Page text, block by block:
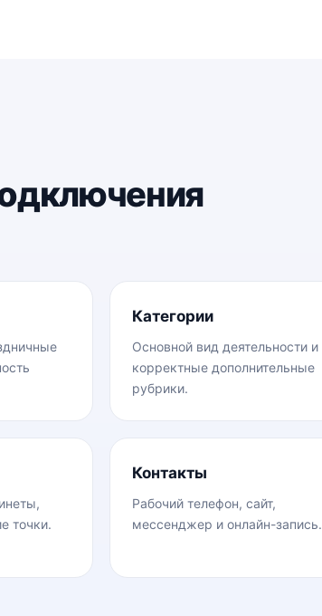
Категории
Основной вид деятельности и
корректные дополнительные
рубрики.
точки.
Контакты
Рабочий телефон, сайт,
мессенджер и онлайн-запись.